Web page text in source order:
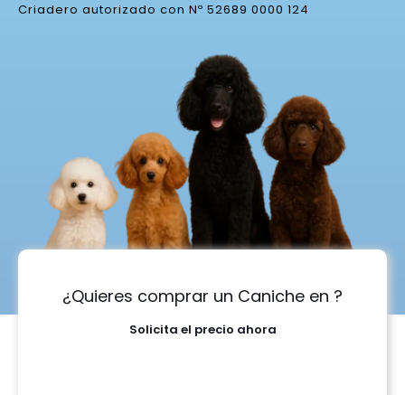
Criadero autorizado con Nº 52689 0000 124
¿Quieres comprar un Caniche en ?
Solicita el precio ahora